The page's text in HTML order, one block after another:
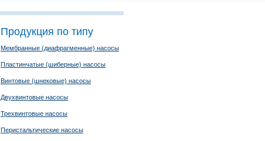
Продукция по типу
Мембранные (диафрагменные) насосы
Пластинчатые (шиберные) насосы
Винтовые (шнековые) насосы
Двухвинтовые насосы
Трехвинтовые насосы
Перистальтические насосы